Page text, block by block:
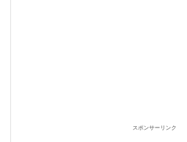
スポンサーリンク